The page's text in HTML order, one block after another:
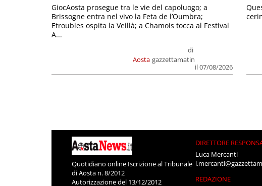
Aosta
di
gazzettamatin
il 07/08/2026
GiocAosta prosegue tra le vie del capoluogo; a
Brissogne entra nel vivo la Feta de l’Oumbra;
Etroubles ospita la Veillà; a Chamois tocca al Festival
A...
Quotidiano online Iscrizione al Tribunale
di Aosta n. 8/2012
Autorizzazione del 13/12/2012
DIRETTORE
Luca Mercanti
REDAZIONE